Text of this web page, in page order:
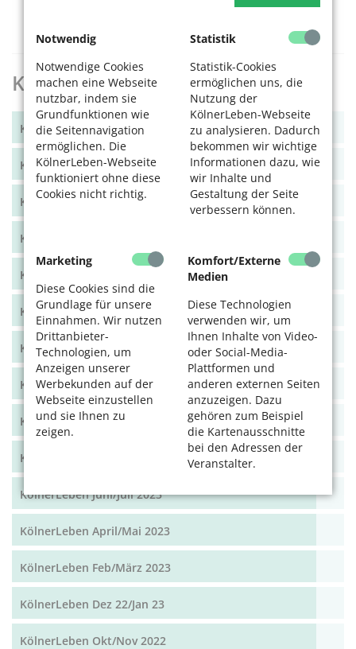
Notwendig
Notwendige Cookies
machen eine Webseite
nutzbar, indem sie
Grundfunktionen wie
die Seitennavigation
ermöglichen. Die
KölnerLeben-Webseite
funktioniert ohne diese
Cookies nicht richtig.
Statistik
Statistik-Cookies
ermöglichen uns, die
Nutzung der
KölnerLeben-Webseite
zu analysieren. Dadurch
bekommen wir wichtige
Informationen dazu, wie
wir Inhalte und
Gestaltung der Seite
verbessern können.
Marketing
Diese Cookies sind die
Grundlage für unsere
Einnahmen. Wir nutzen
Drittanbieter-
Technologien, um
Anzeigen unserer
Werbekunden auf der
Webseite einzustellen
und sie Ihnen zu
zeigen.
Komfort/Externe
Medien
Diese Technologien
verwenden wir, um
Ihnen Inhalte von Video-
oder Social-Media-
Plattformen und
anderen externen Seiten
anzuzeigen. Dazu
gehören zum Beispiel
die Kartenausschnitte
bei den Adressen der
Veranstalter.
29
30
KölnerLeben Archiv
KölnerLeben Winter 2025
KölnerLeben Sommer 2025
KölnerLeben Frühjahr 2025
KölnerLeben Winter 2024/25
KölnerLeben Herbst 2024
KölnerLeben Sommer 2024
KölnerLeben Frühjahr 2024
KölnerLeben Dez/Jan/Feb 2023/24
KölnerLeben Okt/Nov 2023
KölnerLeben Aug/Sept 2023
KölnerLeben Juni/Juli 2023
KölnerLeben April/Mai 2023
KölnerLeben Feb/März 2023
KölnerLeben Dez 22/Jan 23
KölnerLeben Okt/Nov 2022